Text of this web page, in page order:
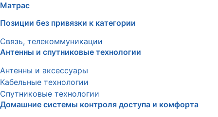
Матрас
Позиции без привязки к категории
Связь, телекоммуникации
Антенны и спутниковые технологии
Антенны и аксессуары
Кабельные технологии
Спутниковые технологии
Домашние системы контроля доступа и комфорта